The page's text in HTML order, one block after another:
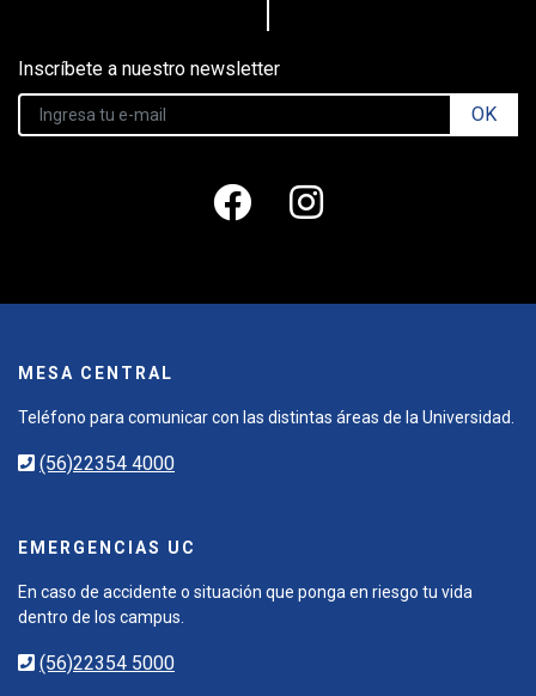
Inscríbete a nuestro newsletter
OK
MESA CENTRAL
Teléfono para comunicar con las distintas áreas de la Universidad.
(56)22354 4000
EMERGENCIAS UC
En caso de accidente o situación que ponga en riesgo tu vida
dentro de los campus.
(56)22354 5000